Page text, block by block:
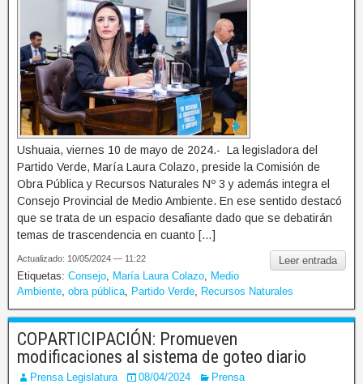
Ushuaia, viernes 10 de mayo de 2024.- La legisladora del
Partido Verde, María Laura Colazo, preside la Comisión de
Obra Pública y Recursos Naturales Nº 3 y además integra el
Consejo Provincial de Medio Ambiente. En ese sentido destacó
que se trata de un espacio desafiante dado que se debatirán
temas de trascendencia en cuanto […]
Leer entrada
Actualizado: 10/05/2024 — 11:22
Etiquetas: Consejo María Laura Colazo
Medio
Ambiente obra pública Partido Verde Recursos Naturales
COPARTICIPACIÓN: Promueven
modificaciones al sistema de goteo diario
Prensa Legislatura 08/04/2024 Prensa